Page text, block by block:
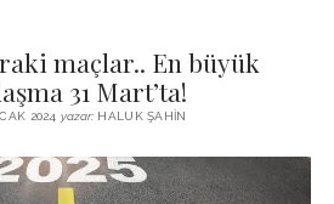
VE MUTLULUK ÜZERINE
CINAYET
BIZ KIMIZ?
– LECTURE NOTES
532 SPRING ‘25
maçlar.. En büyük
31 Mart’ta!
2024yazar: HALUK ŞAHIN